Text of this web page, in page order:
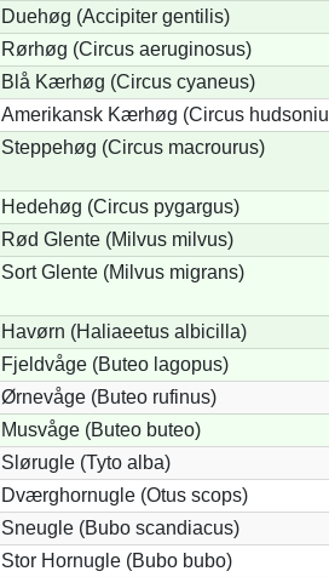
Duehøg (Accipiter gentilis)
Rørhøg (Circus aeruginosus)
Blå Kærhøg (Circus cyaneus)
Amerikansk Kærhøg (Circus
Steppehøg (Circus macrourus)
Hedehøg (Circus pygargus)
Rød Glente (Milvus milvus)
Sort Glente (Milvus migrans)
Havørn (Haliaeetus albicilla)
Fjeldvåge (Buteo lagopus)
Ørnevåge (Buteo rufinus)
Musvåge (Buteo buteo)
Slørugle (Tyto alba)
Dværghornugle (Otus scops)
Sneugle (Bubo scandiacus)
Stor Hornugle (Bubo bubo)